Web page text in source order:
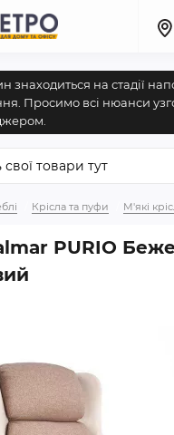
знаходиться на стадії
Просимо всі нюанси
Крісла та пуфи М'які
PURIO